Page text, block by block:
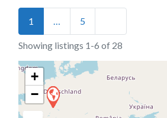
Posts navigation
1 5
Showing listings 1-6 of 28
+
−